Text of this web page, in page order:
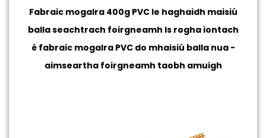
Fabraic mogalra 400g PVC le haghaidh maisiú
balla seachtrach foirgneamh Is rogha iontach
é fabraic mogalra PVC do mhaisiú balla nua -
aimseartha foirgneamh taobh amuigh